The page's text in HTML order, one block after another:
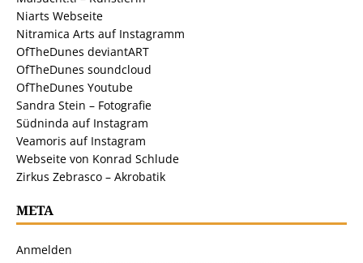
Niarts Webseite
Nitramica Arts auf Instagramm
OfTheDunes deviantART
OfTheDunes soundcloud
OfTheDunes Youtube
Sandra Stein – Fotografie
Südninda auf Instagram
Veamoris auf Instagram
Webseite von Konrad Schlude
Zirkus Zebrasco – Akrobatik
META
Anmelden